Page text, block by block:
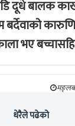
दूधे बालक
बर्देवाको
भए
धेरैले पढेको